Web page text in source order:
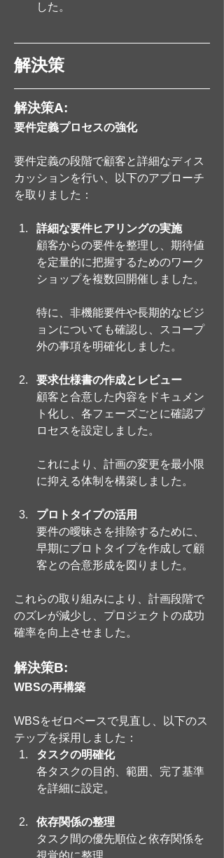
した。
解決策
解決策A:
要件定義プロセスの強化
要件定義の段階で顧客と詳細なディス
カッションを行い、以下のアプローチ
を取りました：
詳細な要件ヒアリングの実施
顧客からの要件を整理し、期待値
を定量的に把握するためのワーク
ショップを複数回開催しました。
特に、非機能要件や長期的なビジ
ョンについても確認し、スコープ
外の事項を明確化しました。
要求仕様書の作成とレビュー
顧客と合意した内容をドキュメン
ト化し、各フェーズごとに確認プ
ロセスを設定しました。
これにより、計画の変更を最小限
に抑える体制を構築しました。
プロトタイプの活用
要件の曖昧さを排除するために、
早期にプロトタイプを作成して顧
客との合意形成を図りました。
これらの取り組みにより、計画段階で
のズレが減少し、プロジェクトの成功
確率を向上させました。
解決策B:
WBSの再構築
WBSをゼロベースで見直し、以下のス
テップを採用しました：
タスクの明確化
各タスクの目的、範囲、完了基準
を詳細に設定。
依存関係の整理
タスク間の優先順位と依存関係を
視覚的に整理。